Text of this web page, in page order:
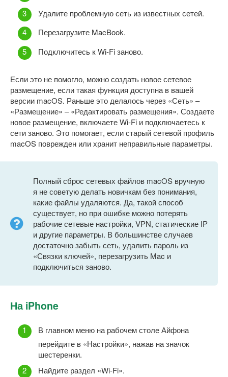
Удалите проблемную сеть из известных сетей.
Перезагрузите MacBook.
Подключитесь к Wi-Fi заново.
Если это не помогло, можно создать новое сетевое
размещение, если такая функция доступна в вашей
версии macOS. Раньше это делалось через «Сеть» –
«Размещение» – «Редактировать размещения». Создаете
новое размещение, включаете Wi-Fi и подключаетесь к
сети заново. Это помогает, если старый сетевой профиль
macOS поврежден или хранит неправильные параметры.
Полный сброс сетевых файлов macOS вручную
я не советую делать новичкам без понимания,
какие файлы удаляются. Да, такой способ
существует, но при ошибке можно потерять
рабочие сетевые настройки, VPN, статические IP
и другие параметры. В большинстве случаев
достаточно забыть сеть, удалить пароль из
«Связки ключей», перезагрузить Mac и
подключиться заново.
На iPhone
В главном меню на рабочем столе Айфона
перейдите в «Настройки», нажав на значок
шестеренки.
Найдите раздел «Wi-Fi».